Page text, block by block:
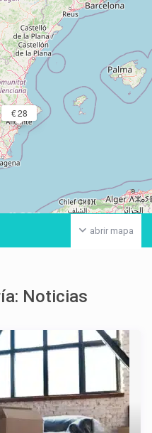
€ 28
abrir mapa
Noticias